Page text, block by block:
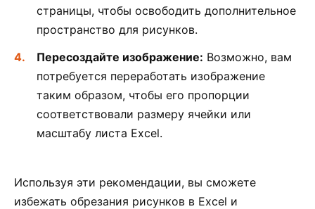
страницы, чтобы освободить дополнительное
пространство для рисунков.
Пересоздайте изображение: Возможно, вам
потребуется переработать изображение
таким образом, чтобы его пропорции
соответствовали размеру ячейки или
масштабу листа Excel.
Используя эти рекомендации, вы сможете
избежать обрезания рисунков в Excel и